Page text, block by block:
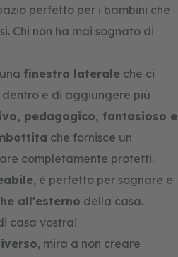
perfetto per i bambini che
Chi non ha mai sognato di
finestra lateraleche ci
e di aggiungere più
pedagogico, fantasioso e
che fornisce un
completamente protetti.
, è perfetto per sognare e
all'esterno della casa.
casa vostra!
, mira a non creare